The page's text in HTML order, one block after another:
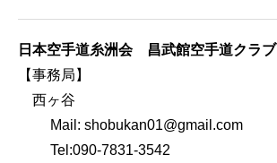
日本空手道糸洲会 昌武館空手道クラブ
【事務局】
西ヶ谷
Mail: shobukan01@gmail.com
Tel:090-7831-3542